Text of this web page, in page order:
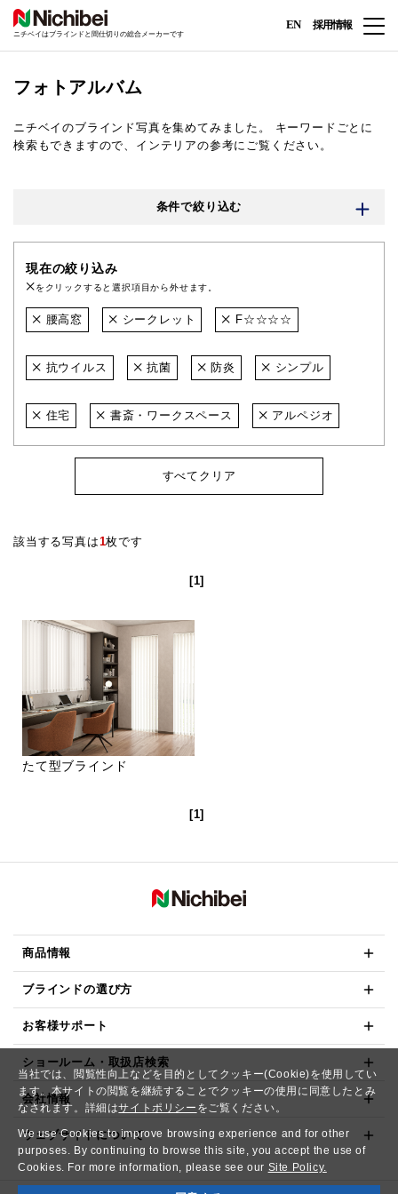
当社では、閲覧性向上などを目的としてクッキー(Cookie)を使用してい
ます。本サイトの閲覧を継続することでクッキーの使用に同意したとみ
なされます。詳細はサイトポリシー をご覧ください。
We use Cookies to improve browsing experience and for other
purposes. By continuing to browse this site, you accept the use of
Cookies. For more information, please see our Site Policy.
ニチベイはブラインドと間仕切りの総合メーカーです
EN 採用情報
フォトアルバム
ニチベイのブラインド写真を集めてみました。
キーワードごとに
検索もできますので、インテリアの参考にご覧ください。
条件で絞り込む
現在の絞り込み
をクリックすると選択項目から外せます。
腰高窓 シークレット F☆☆☆☆
抗ウイルス 抗菌 防炎 シンプル
住宅 書斎・ワークスペース アルペジオ
すべてクリア
該当する写真は1枚です
[1]
たて型ブラインド
[1]
商品情報
ブラインドの選び方
お客様サポート
ショールーム・取扱店検索
会社情報
ウェブサイトについて